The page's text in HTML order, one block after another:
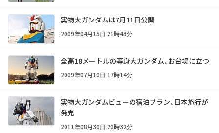
実物大ガンダムは7月11日公開
2009年04月15日 21時43分
全高18メートルの等身大ガンダム、お台場に立つ
2009年07月10日 17時14分
実物大ガンダムビューの宿泊プラン、日本旅行が
発売
2011年08月30日 20時32分